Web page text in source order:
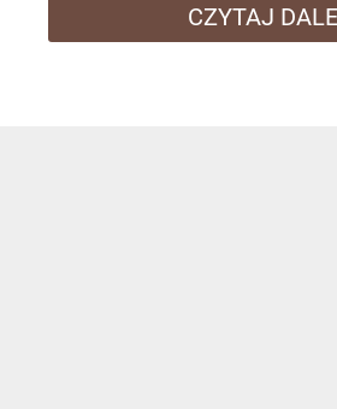
CZYTAJ